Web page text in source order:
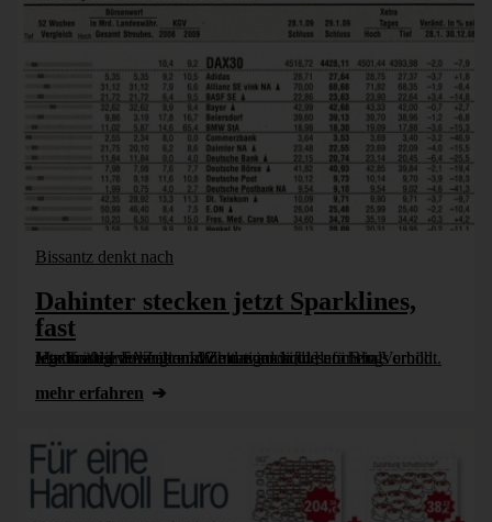
Bissantz denkt nach
Dahinter stecken jetzt Sparklines,
fast
Maximale Informationsdichte wird in diesem Blog regelmäßig verlangt und Zeitungen sind dafür ein Vorbild. Jetzt hat die FAZ ihre Informationsdichte nochmals erhöht. Um Kosten zu senken. Wie das auch [...]
mehr erfahren